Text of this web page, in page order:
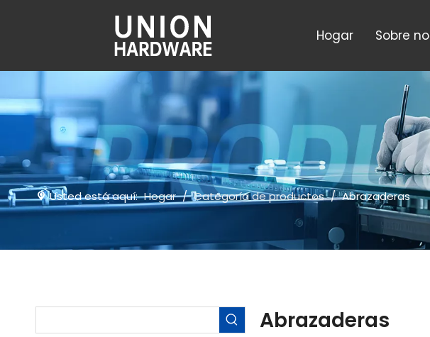
Hogar Sobre
Usted está aquí: Hogar / Categoría de productos / Abrazaderas
Abrazaderas